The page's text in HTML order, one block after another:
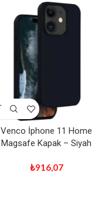
Venco İphone 11 Home
Magsafe Kapak – Siyah
₺916,07